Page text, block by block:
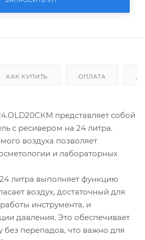
КАК КУПИТЬ ОПЛАТА
представляет собой
с ресивером на 24 литра.
воздуха позволяет
и лабораторных
литра выполняет функцию
воздух, достаточный для
инструмента, и
давления. Это обеспечивает
без перепадов, что важно для